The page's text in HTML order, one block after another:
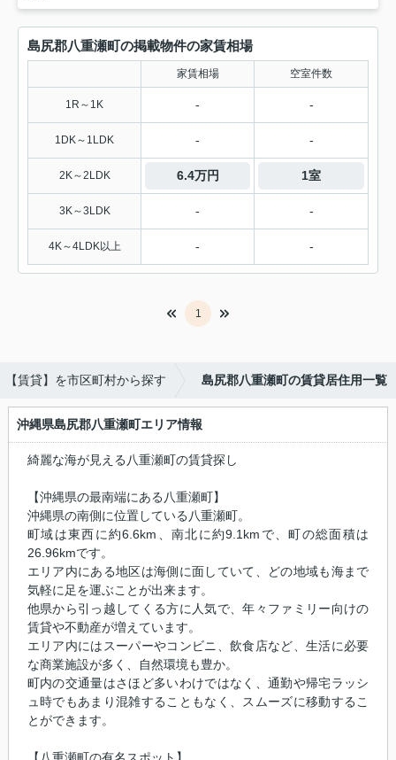
島尻郡八重瀬町の掲載物件の家賃相場
家賃相場 空室件数
1R～1K - -
1DK～1LDK - -
2K～2LDK 6.4万円 1室
3K～3LDK - -
4K～4LDK以上 - -
1
【賃貸】を市区町村から探す 島尻郡八重瀬町の賃貸居住用一覧
沖縄県島尻郡八重瀬町エリア情報
綺麗な海が見える八重瀬町の賃貸探し
【沖縄県の最南端にある八重瀬町】
沖縄県の南側に位置している八重瀬町。
町域は東西に約6.6km、南北に約9.1kmで、町の総面積は
26.96kmです。
エリア内にある地区は海側に面していて、どの地域も海まで
気軽に足を運ぶことが出来ます。
他県から引っ越してくる方に人気で、年々ファミリー向けの
賃貸や不動産が増えています。
エリア内にはスーパーやコンビニ、飲食店など、生活に必要
な商業施設が多く、自然環境も豊か。
町内の交通量はさほど多いわけではなく、通勤や帰宅ラッシ
ュ時でもあまり混雑することもなく、スムーズに移動するこ
とができます。